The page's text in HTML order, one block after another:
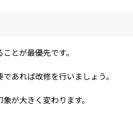
とが最優先です。
あれば改修を行いましょう。
が大きく変わります。